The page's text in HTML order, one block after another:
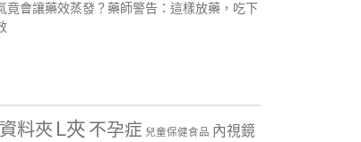
竟會讓藥效蒸發？藥師警告：這樣放藥，吃下
料夾 L夾 不孕症 兒童保健食品 內視鏡